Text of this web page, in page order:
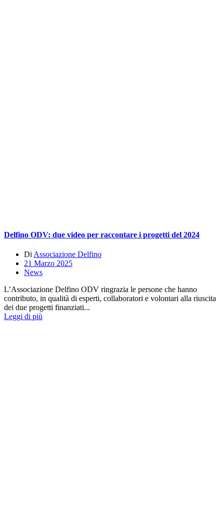
Delfino ODV: due video per raccontare i progetti del 2024
Di Associazione Delfino
21 Marzo 2025
News
L’Associazione Delfino ODV ringrazia le persone che hanno
contributo, in qualità di esperti, collaboratori e volontari alla riuscita
dei due progetti finanziati...
Leggi di più